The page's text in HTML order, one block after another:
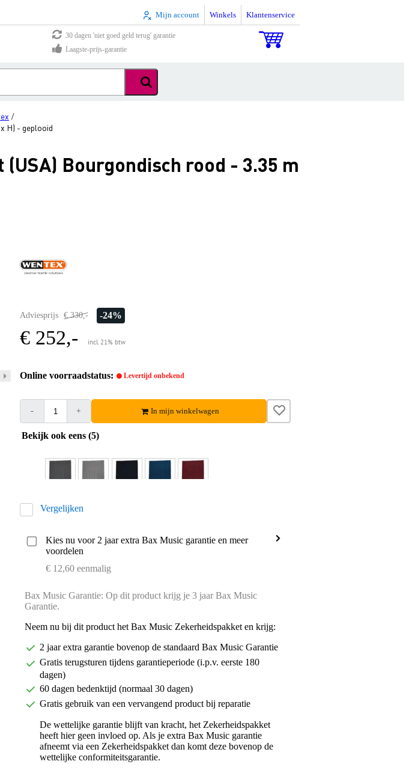
Mijn account Winkels Klantenservice
30 dagen 'niet goed geld terug' garantie
Laagste-prijs-garantie
/
H) - geplooid
Bourgondisch rood - 3.35 m
Adviesprijs € 330,- -24%
€ 252,- incl. 21% btw
Online voorraadstatus: Levertijd onbekend
- + In mijn winkelwagen
Bekijk ook eens (5)
Vergelijken
Kies nu voor 2 jaar extra Bax Music garantie en meer
voordelen
€ 12,60 eenmalig
Bax Music Garantie: Op dit product krijg je 3 jaar Bax Music
Garantie.
Neem nu bij dit product het Bax Music Zekerheidspakket en krijg:
2 jaar extra garantie bovenop de standaard Bax Music Garantie
Gratis terugsturen tijdens garantieperiode (i.p.v. eerste 180
dagen)
60 dagen bedenktijd (normaal 30 dagen)
Gratis gebruik van een vervangend product bij reparatie
De wettelijke garantie blijft van kracht, het Zekerheidspakket
heeft hier geen invloed op. Als je extra Bax Music garantie
afneemt via een Zekerheidspakket dan komt deze bovenop de
wettelijke conformiteitsgarantie.